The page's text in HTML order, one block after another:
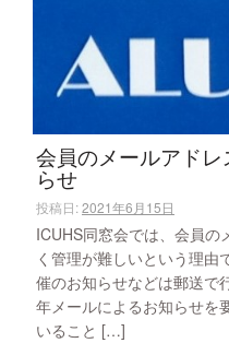
会員のメールアド
らせ
投稿日:2021年6月15日
ICUHS同窓会では、会員の
く管理が難しいという理由
催のお知らせなどは郵送で
年メールによるお知らせを
いること […]